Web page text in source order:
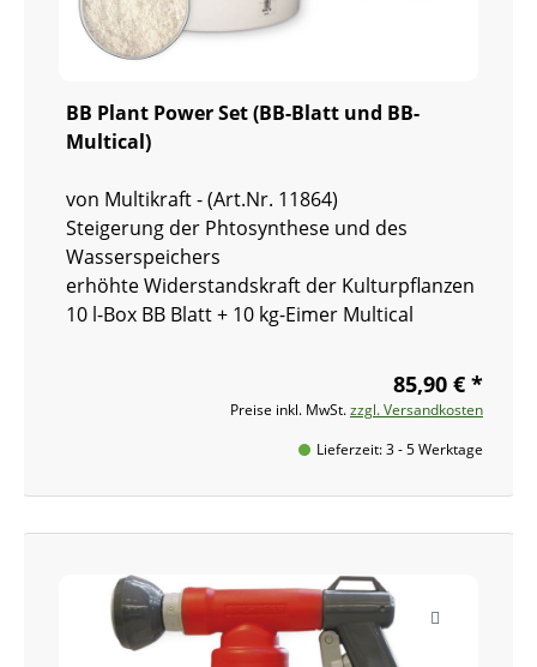
BB Plant Power Set (BB-Blatt und BB-
Multical)
von Multikraft - (Art.Nr. 11864)
Steigerung der Phtosynthese und des
Wasserspeichers
erhöhte Widerstandskraft der Kulturpflanzen
10 l-Box BB Blatt + 10 kg-Eimer Multical
85,90 € *
Preise inkl. MwSt.zzgl. Versandkosten
Lieferzeit: 3 - 5 Werktage